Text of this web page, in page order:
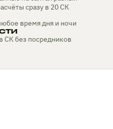
сразу в 20 СК
время дня и ночи
без посредников